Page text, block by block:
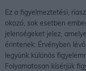
Ez a figyelmeztetési,
okozó, sok esetben
jelenségeket jelez,
érintenek. Érvényben
legyünk különös
Folyamatosan kísérjük